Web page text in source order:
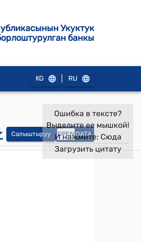
Укуктук
банкы
KG RU
Салыштыруу OPEN DATA
Ошибка в тексте?
Выделите ее мышкой!
И нажмите: Сюда
Загрузить цитату